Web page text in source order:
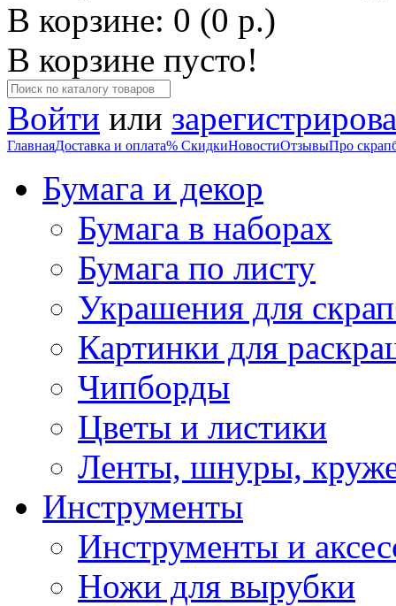
В корзине: 0 (0 р.)
В корзине пусто!
Войти или
ГлавнаяДоставка и оплата% СкидкиНовостиОтзывыПро
Бумага и декор
Бумага в наборах
Бумага по листу
Украшения для
Картинки для
Чипборды
Цветы и листики
Ленты, шнуры,
Инструменты
Инструменты и
Ножи для вырубки